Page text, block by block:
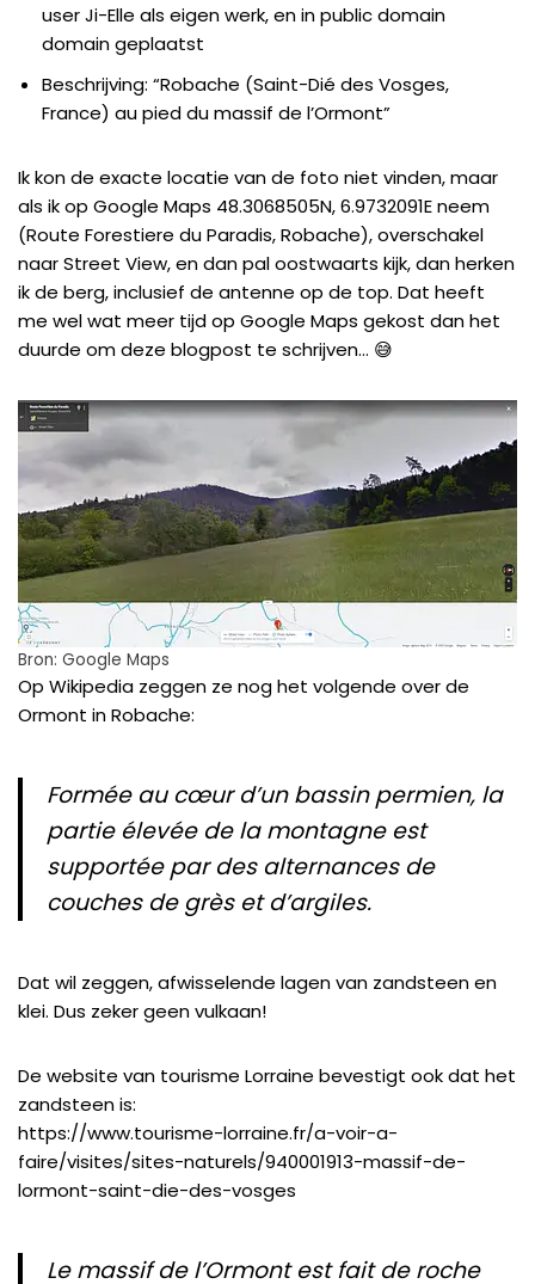
user Ji-Elle als eigen werk, en in public domain
domain geplaatst
Beschrijving: “Robache (Saint-Dié des Vosges,
France) au pied du massif de l’Ormont”
Ik kon de exacte locatie van de foto niet vinden, maar
als ik op Google Maps 48.3068505N, 6.9732091Eneem
(Route Forestiere du Paradis, Robache), overschakel
naar Street View, en dan pal oostwaarts kijk, dan herken
ik de berg, inclusief de antenne op de top. Dat heeft
me wel wat meer tijd op Google Maps gekost dan het
duurde om deze blogpost te schrijven… 😅
Bron: Google Maps
Op Wikipedia zeggen ze nog het volgende over de
Ormont in Robache:
Formée au cœur d’un bassinpermien, la
partie élevée de la montagne est
supportée par des alternances de
couches de grèset d’argiles.
Dat wil zeggen, afwisselende lagen van zandsteen en
klei. Dus zeker geen vulkaan!
De website van tourisme Lorraine bevestigt ook dat het
zandsteen is:
https://www.tourisme-lorraine.fr/a-voir-a-
faire/visites/sites-naturels/940001913-massif-de-
lormont-saint-die-des-vosges
Le massif de l’Ormont est fait de roche